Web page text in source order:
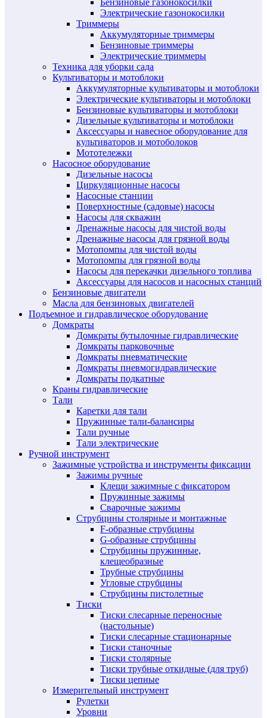
Электрические газонокосилки
Триммеры
Аккумуляторные триммеры
Бензиновые триммеры
Электрические триммеры
Техника для уборки сада
Культиваторы и мотоблоки
Аккумуляторные культиваторы и мотоблоки
Электрические культиваторы и мотоблоки
Бензиновые культиваторы и мотоблоки
Дизельные культиваторы и мотоблоки
Аксессуары и навесное оборудование для
культиваторов и мотоболоков
Мототележки
Насосное оборудование
Дизельные насосы
Циркуляционные насосы
Насосные станции
Поверхностные (садовые) насосы
Насосы для скважин
Дренажные насосы для чистой воды
Дренажные насосы для грязной воды
Мотопомпы для чистой воды
Мотопомпы для грязной воды
Насосы для перекачки дизельного топлива
Аксессуары для насосов и насосных станций
Бензиновые двигатели
Масла для бензиновых двигателей
Подъемное и гидравлическое оборудование
Домкраты
Домкраты бутылочные гидравлические
Домкраты парковочные
Домкраты пневматические
Домкраты пневмогидравлические
Домкраты подкатные
Краны гидравлические
Тали
Каретки для тали
Пружинные тали-балансиры
Тали ручные
Тали электрические
Ручной инструмент
Зажимные устройства и инструменты фиксации
Зажимы ручные
Клещи зажимные с фиксатором
Пружинные зажимы
Сварочные зажимы
Струбцины столярные и монтажные
F-образные струбцины
G-образные струбцины
Струбцины пружинные,
клещеобразные
Трубные струбцины
Угловые струбцины
Струбцины пистолетные
Тиски
Тиски слесарные переносные
(настольные)
Тиски слесарные стационарные
Тиски станочные
Тиски столярные
Тиски трубные откидные (для труб)
Тиски цепные
Измерительный инструмент
Рулетки
Уровни